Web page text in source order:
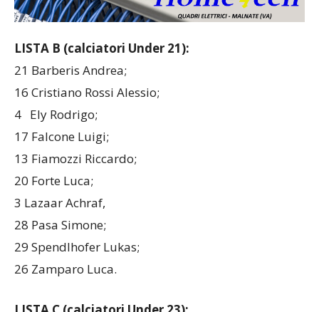
LISTA B (calciatori Under 21):
21 Barberis Andrea;
16 Cristiano Rossi Alessio;
4 Ely Rodrigo;
17 Falcone Luigi;
13 Fiamozzi Riccardo;
20 Forte Luca;
3 Lazaar Achraf,
28 Pasa Simone;
29 Spendlhofer Lukas;
26 Zamparo Luca.